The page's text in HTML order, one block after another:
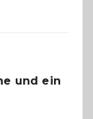
geworden
und ein